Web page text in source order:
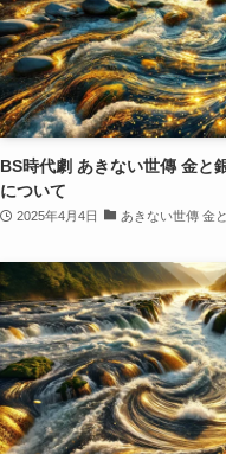
BS時代劇 あきない世傳 金と
について
2025年4月4日 あきない世傳 金